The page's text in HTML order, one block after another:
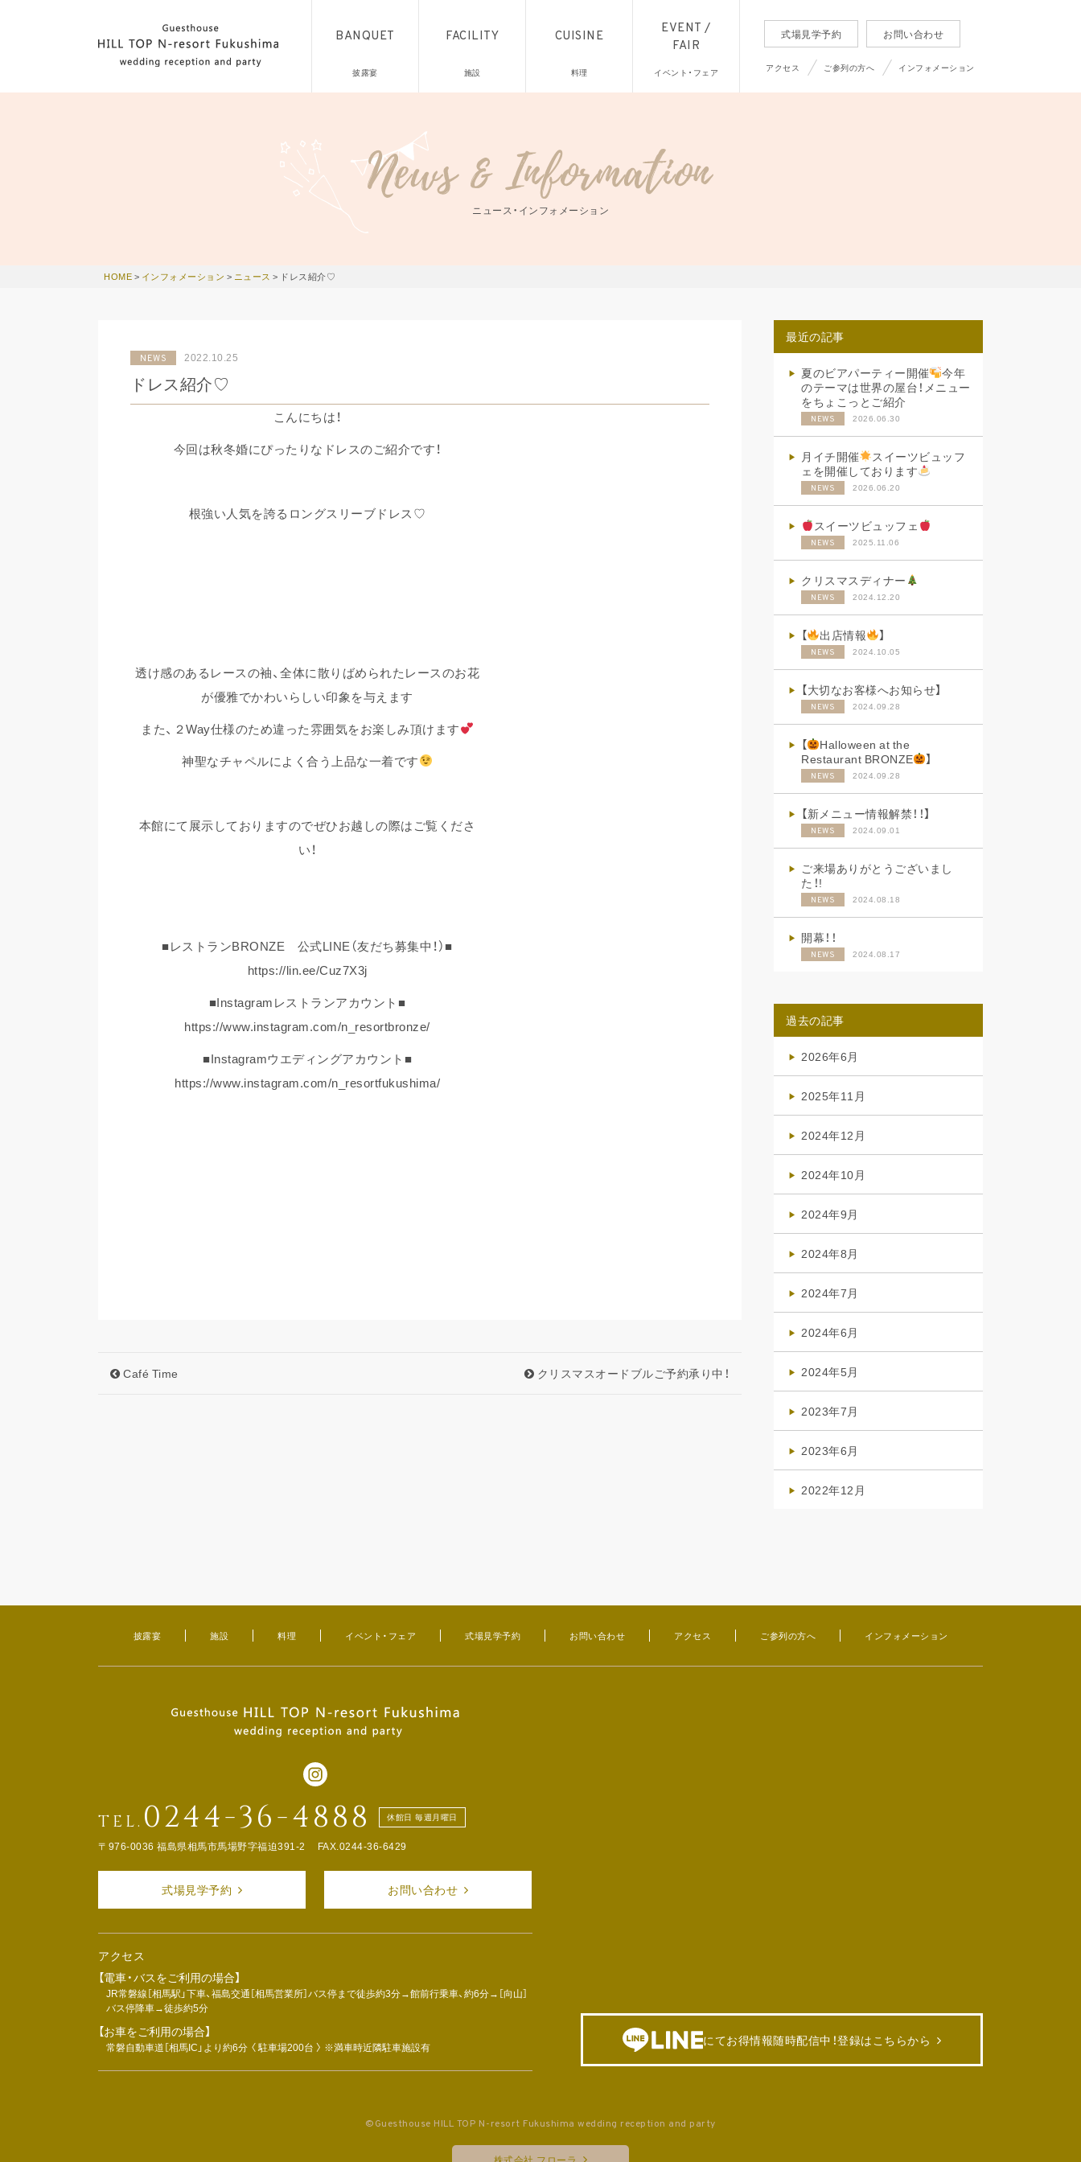
BANQUET
披露宴
FACILITY
施設
CUISINE
料理
EVENT /
FAIR
イベント・フェア
式場見学予約 お問い合わせ
アクセス ご参列の方へ インフォメーション
ニュース・インフォメーション
HOME> インフォメーション > ニュース > ドレス紹介♡
NEWS 2022.10.25
ドレス紹介♡
こんにちは！
今回は秋冬婚にぴったりなドレスのご紹介です！
根強い人気を誇るロングスリーブドレス♡
透け感のあるレースの袖、全体に散りばめられたレースのお花
が優雅でかわいらしい印象を与えます
また、２Way仕様のため違った雰囲気をお楽しみ頂けます
神聖なチャペルによく合う上品な一着です
本館にて展示しておりますのでぜひお越しの際はご覧くださ
い！
■レストランBRONZE 公式LINE（友だち募集中！）■
https://lin.ee/Cuz7X3j
■Instagramレストランアカウント■
https://www.instagram.com/n_resortbronze/
■Instagramウエディングアカウント■
https://www.instagram.com/n_resortfukushima/
Café Time クリスマスオードブルご予約承り中！
最近の記事
夏のビアパーティー開催
今年
のテーマは世界の屋台！メニュー
をちょこっとご紹介
NEWS 2026.06.30
月イチ開催
スイーツビュッフ
ェを開催しております
NEWS 2026.06.20
スイーツビュッフェ
NEWS 2025.11.06
クリスマスディナー
NEWS 2024.12.20
【 出店情報 】
NEWS 2024.10.05
【大切なお客様へお知らせ】
NEWS 2024.09.28
【
Halloween at the
Restaurant BRONZE
】
NEWS 2024.09.28
【新メニュー情報解禁！！】
NEWS 2024.09.01
ご来場ありがとうございまし
た！!
NEWS 2024.08.18
開幕！！
NEWS 2024.08.17
過去の記事
2026年6月
2025年11月
2024年12月
2024年10月
2024年9月
2024年8月
2024年7月
2024年6月
2024年5月
2023年7月
2023年6月
2022年12月
披露宴 施設 料理 イベント・フェア 式場見学予約 お問い合わせ アクセス ご参列の方へ インフォメーション
TEL. 0244-36-4888 休館日 毎週月曜日
〒976-0036 福島県相馬市馬場野字福迫391-2 FAX.0244-36-6429
式場見学予約 お問い合わせ
アクセス
【電車・バスをご利用の場合】
JR常磐線［相馬駅」下車、福島交通［相馬営業所］バス停まで徒歩約3分→館前行乗車、約6分→［向山］
バス停降車→徒歩約5分
【お車をご利用の場合】
常磐自動車道［相馬IC」より約6分 〈 駐車場200台 〉 ※満車時近隣駐車施設有 にてお得情報随時配信中！登録はこちらから
©Guesthouse HILL TOP N-resort Fukushima wedding reception and party